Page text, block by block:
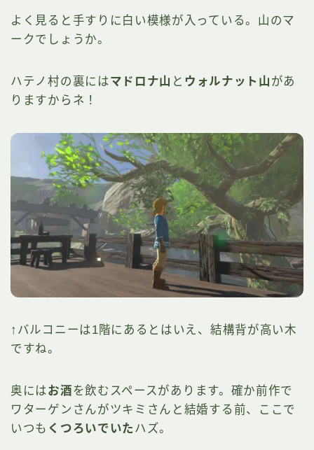
よく見ると手すりに白い模様が入っている。山のマ
ークでしょうか。
ハテノ村の裏にはマドロナ山 と ウォルナット山 があ
りますからネ！
↑バルコニーは1階にあるとはいえ、結構背が高い木
ですね。
奥にはお酒を飲むスペースがあります。確か前作で
ワターゲンさんがツキミさんと結婚する前、ここで
いつも くつろいでいた ハズ。